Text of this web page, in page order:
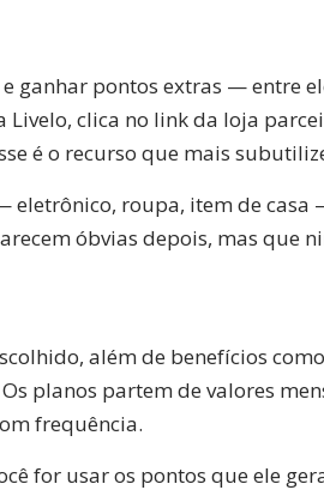
ganhar pontos extras — entre
Livelo, clica no link da loja
é o recurso que mais
roupa, item de casa
óbvias depois, mas que
além de benefícios
planos partem de valores
frequência.
for usar os pontos que ele